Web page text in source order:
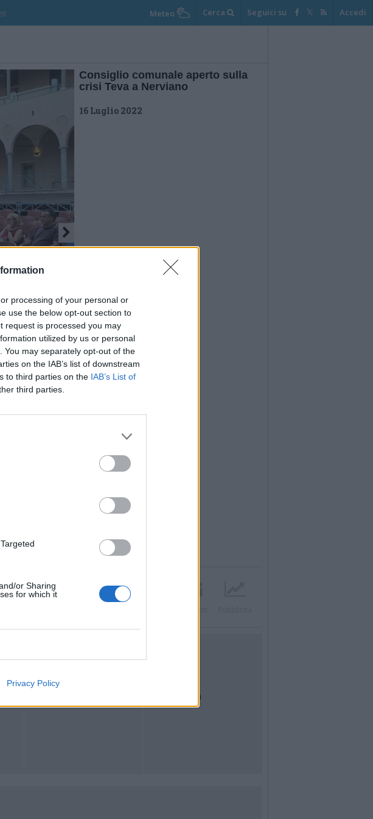
processing of your personal or
use the below opt-out section to
request is processed you may
utilized by us or personal
may separately opt-out of the
on the IAB’s list of downstream
to third parties on the IAB’s List of
third parties.
or Sharing
for which it
Privacy Policy
Meteo Cerca Seguici su Accedi
continuità
e salvi il
Consiglio comunale aperto sulla
crisi Teva a Nerviano
16 Luglio 2022
Auguri
Animali
Articoli più letti